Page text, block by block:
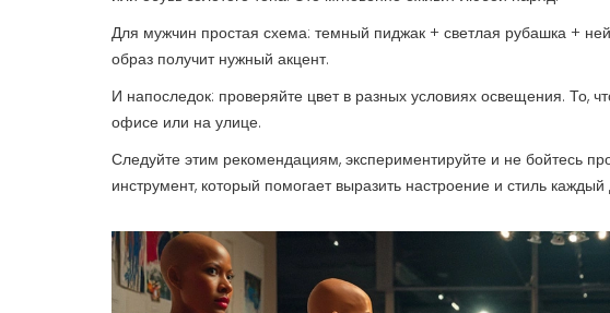
Для мужчин простая схема: темный пиджак + светлая рубашка +
образ получит нужный акцент.
И напоследок: проверяйте цвет в разных условиях освещения. То,
офисе или на улице.
Следуйте этим рекомендациям, экспериментируйте и не бойтесь
инструмент, который помогает выразить настроение и стиль каждый